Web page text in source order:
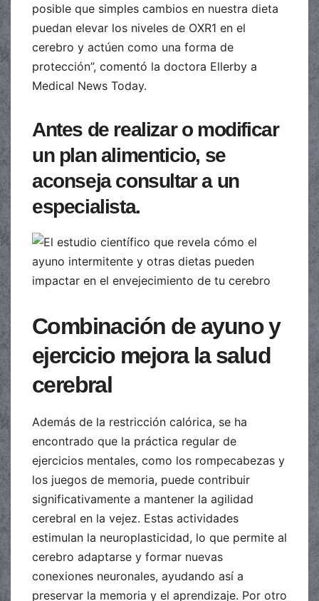
posible que simples cambios en nuestra dieta
puedan elevar los niveles de OXR1 en el
cerebro y actúen como una forma de
protección”, comentó la doctora Ellerby a
Medical News Today.
Antes de realizar o modificar
un plan alimenticio, se
aconseja consultar a un
especialista.
Combinación de ayuno y
ejercicio mejora la salud
cerebral
Además de la restricción calórica, se ha
encontrado que la práctica regular de
ejercicios mentales, como los rompecabezas y
los juegos de memoria, puede contribuir
significativamente a mantener la agilidad
cerebral en la vejez. Estas actividades
estimulan la neuroplasticidad, lo que permite al
cerebro adaptarse y formar nuevas
conexiones neuronales, ayudando así a
preservar la memoria y el aprendizaje. Por otro